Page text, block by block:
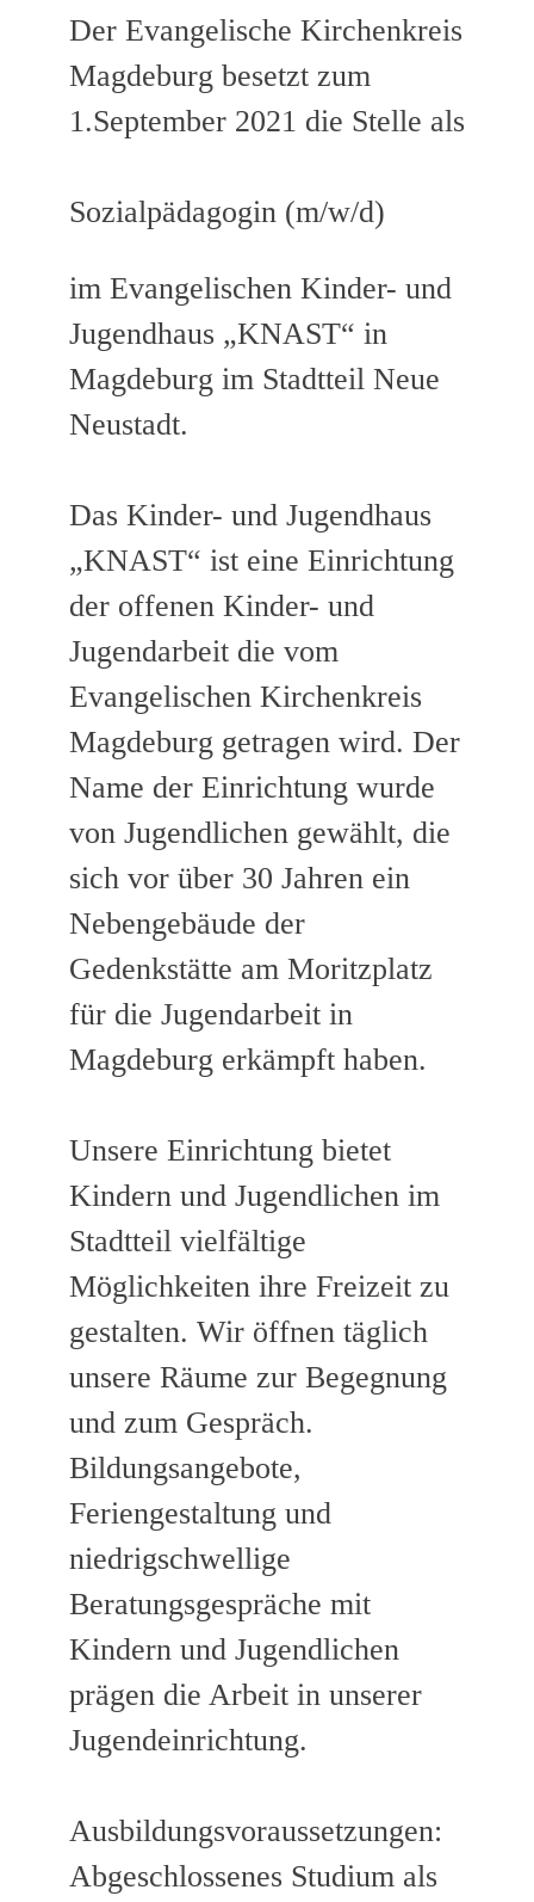
Der Evangelische Kirchenkreis
Magdeburg besetzt zum
1.September 2021 die Stelle als
Sozialpädagogin (m/w/d)
im Evangelischen Kinder- und
Jugendhaus „KNAST“ in
Magdeburg im Stadtteil Neue
Neustadt.
Das Kinder- und Jugendhaus
„KNAST“ ist eine Einrichtung
der offenen Kinder- und
Jugendarbeit die vom
Evangelischen Kirchenkreis
Magdeburg getragen wird. Der
Name der Einrichtung wurde
von Jugendlichen gewählt, die
sich vor über 30 Jahren ein
Nebengebäude der
Gedenkstätte am Moritzplatz
für die Jugendarbeit in
Magdeburg erkämpft haben.
Unsere Einrichtung bietet
Kindern und Jugendlichen im
Stadtteil vielfältige
Möglichkeiten ihre Freizeit zu
gestalten. Wir öffnen täglich
unsere Räume zur Begegnung
und zum Gespräch.
Bildungsangebote,
Feriengestaltung und
niedrigschwellige
Beratungsgespräche mit
Kindern und Jugendlichen
prägen die Arbeit in unserer
Jugendeinrichtung.
Ausbildungsvoraussetzungen:
Abgeschlossenes Studium als